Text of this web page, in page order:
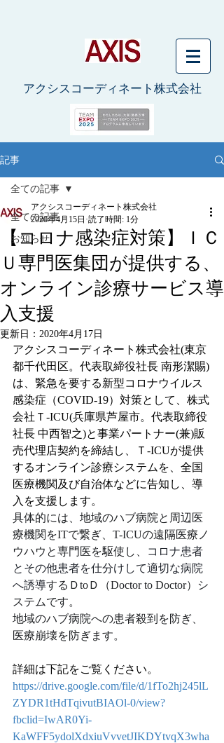
アクシスコーディネート株式会社
記事
全ての記事
お知らせ
全ての記事
【コロナ感染症対策】ＩＣ
Ｕ専門医集団が提供する、
オンライン診療サービス導
入支援
アクシスコーディネート株式会社
2020年4月15日 読了時間: 1分
更新日： 2020年4月17日
アクシスコーディネート株式会社(東京
都千代田区。代表取締役社長 南形潔賜)
は、緊急を要する新型コロナウイルス
感染症（COVID-19）対策として、株式
会社Ｔ-ICU(兵庫県芦屋市。代表取締役
社長 中西智之)と事業パートナー(兼)販
売代理店契約を締結し、Ｔ-ICUが提供
するオンライン診療システムを、全国
医療機関及び自治体などに告知し、導
入を支援します。
具体的には、地域のハブ病院と周辺医
療機関をITで繋ぎ、T-ICUの遠隔医療ノ
ウハウと専門医を駆使し、
コロナ患者
とその他患者を仕分けして適切な病院
へ誘導するＤtoＤ（Doctor to Doctor）シ
ステムです。
地域のハブ病院への患者殺到を防ぎ、
医療崩壊を防ぎます。
詳細は下記をご覧ください。
https://drive.google.com/file/d/1fTo2hj245lL
ZYDR1tHdTqivutBIAOl-0/view?
fbclid=IwAR0Yi-
KaWFF5ydolXdxiuVvvetJIKDYtvqX3wha